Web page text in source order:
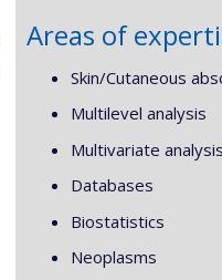
Areas of
Skin/Cutaneous
Multilevel analysis
Multivariate analysis
Databases
Biostatistics
Neoplasms